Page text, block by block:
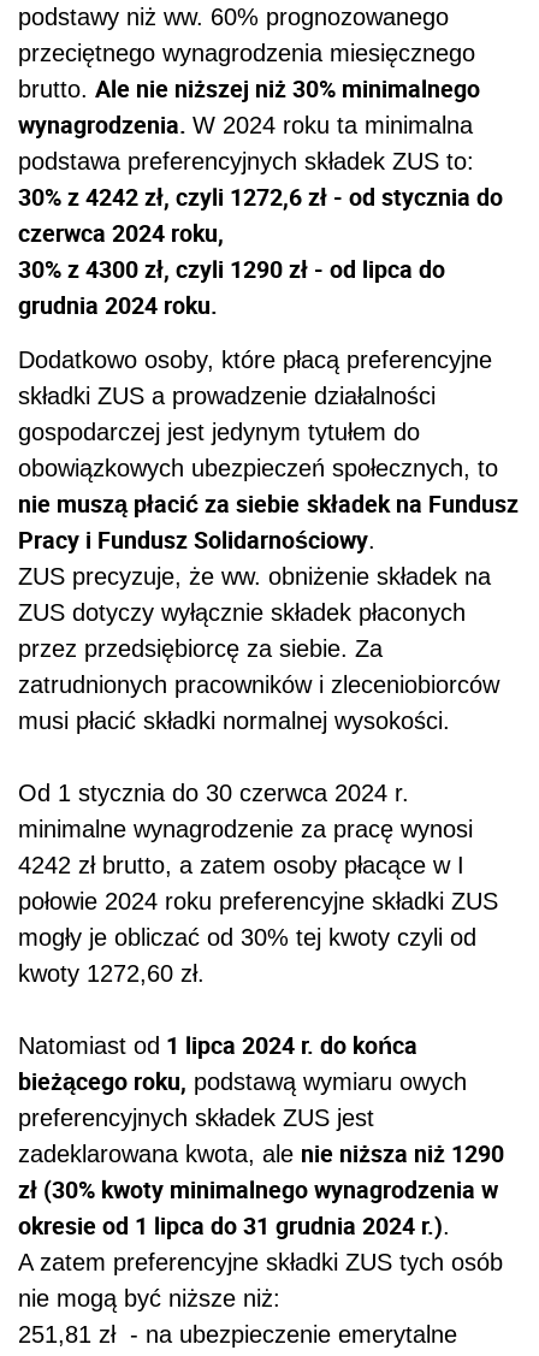
podstawy niż ww. 60% prognozowanego
przeciętnego wynagrodzenia miesięcznego
brutto. Ale nie niższej niż 30% minimalnego
wynagrodzenia. W 2024 roku ta minimalna
podstawa preferencyjnych składek ZUS to:
30% z 4242 zł, czyli 1272,6 zł - od stycznia do
czerwca 2024 roku,
30% z 4300 zł, czyli 1290 zł - od lipca do
grudnia 2024 roku.
Dodatkowo osoby, które płacą preferencyjne
składki ZUS a prowadzenie działalności
gospodarczej jest jedynym tytułem do
obowiązkowych ubezpieczeń społecznych, to
nie muszą płacić za siebie składek na Fundusz
Pracy i Fundusz Solidarnościowy.
ZUS precyzuje, że ww. obniżenie składek na
ZUS dotyczy wyłącznie składek płaconych
przez przedsiębiorcę za siebie. Za
zatrudnionych pracowników i zleceniobiorców
musi płacić składki normalnej wysokości.
Od 1 stycznia do 30 czerwca 2024 r.
minimalne wynagrodzenie za pracę wynosi
4242 zł brutto, a zatem osoby płacące w I
połowie 2024 roku preferencyjne składki ZUS
mogły je obliczać od 30% tej kwoty czyli od
kwoty 1272,60 zł.
Natomiast od 1 lipca 2024 r. do końca
bieżącego roku, podstawą wymiaru owych
preferencyjnych składek ZUS jest
zadeklarowana kwota, ale nie niższa niż 1290
zł (30% kwoty minimalnego wynagrodzenia w
okresie od 1 lipca do 31 grudnia 2024 r.).
A zatem preferencyjne składki ZUS tych osób
nie mogą być niższe niż:
251,81 zł - na ubezpieczenie emerytalne